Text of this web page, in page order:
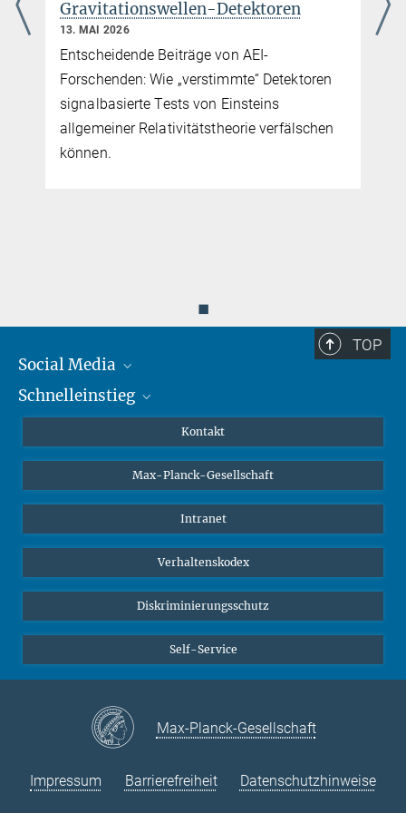
Gravitationswellen-Detektoren
13. MAI 2026
Entscheidende Beiträge von AEI-
Forschenden: Wie „verstimmte“ Detektoren
signalbasierte Tests von Einsteins
allgemeiner Relativitätstheorie verfälschen
können.
◼
TOP
Social Media
Mastodon
Schnelleinstieg
Studierende
Schüler*innen
Öffentlichkeit
Alumnae | Alumni
Kontakt
Max-Planck-Gesellschaft
Intranet
Verhaltenskodex
Diskriminierungsschutz
Self-Service
Max-Planck-Gesellschaft
Impressum Barrierefreiheit Datenschutzhinweise